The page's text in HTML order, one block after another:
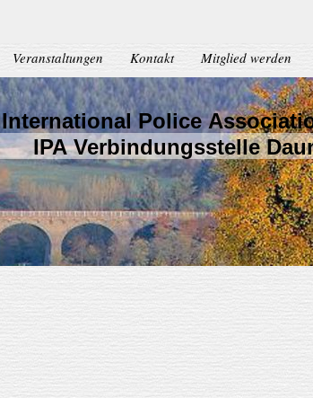
Veranstaltungen Kontakt Mitglied werden
International Police
IPA Verbindungsstelle